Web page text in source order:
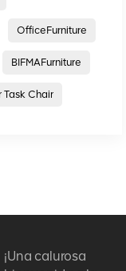
OfficeFurniture
BIFMAFurniture
Chair
¡Una calurosa